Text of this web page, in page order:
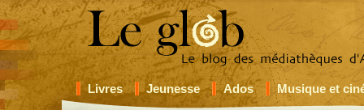
Livres Jeunesse Ados Musique et